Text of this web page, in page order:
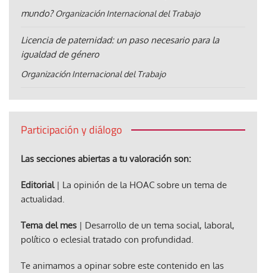
mundo? Organización Internacional del Trabajo
Licencia de paternidad: un paso necesario para la
igualdad de género
Organización Internacional del Trabajo
Participación y diálogo
Las secciones abiertas a tu valoración son:
Editorial| La opinión de la HOAC sobre un tema de
actualidad.
Tema del mes | Desarrollo de un tema social, laboral,
político o eclesial tratado con profundidad.
Te animamos a opinar sobre este contenido en las